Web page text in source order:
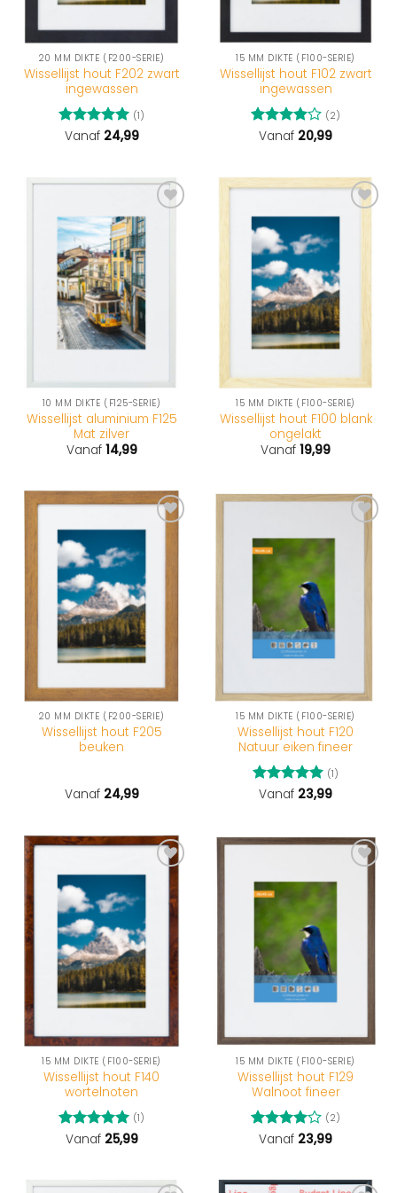
20 MM DIKTE (F200-SERIE)
Wissellijst hout F202 zwart
ingewassen
Gewaardeerd
(1)
Vanaf 24,99
15 MM DIKTE (F100-SERIE)
Wissellijst hout F102 zwart
ingewassen
Gewaardeerd
(2)
Vanaf 20,99
10 MM DIKTE (F125-SERIE)
Wissellijst aluminium F125
Mat zilver
Vanaf 14,99
15 MM DIKTE (F100-SERIE)
Wissellijst hout F100 blank
ongelakt
Vanaf 19,99
20 MM DIKTE (F200-SERIE)
Wissellijst hout F205
beuken
Vanaf 24,99
15 MM DIKTE (F100-SERIE)
Wissellijst hout F120
Natuur eiken fineer
Gewaardeerd
(1)
Vanaf 23,99
15 MM DIKTE (F100-SERIE)
Wissellijst hout F140
wortelnoten
Gewaardeerd
(1)
Vanaf 25,99
15 MM DIKTE (F100-SERIE)
Wissellijst hout F129
Walnoot fineer
Gewaardeerd
(2)
Vanaf 23,99